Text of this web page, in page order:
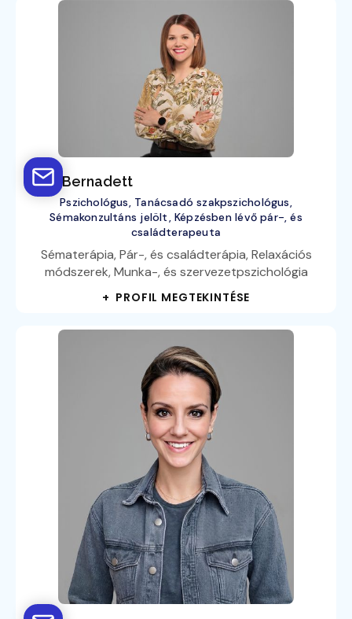
Tóth Bernadett
Pszichológus, Tanácsadó szakpszichológus,
Sémakonzultáns jelölt, Képzésben lévő pár-, és
családterapeuta
Sématerápia, Pár-, és családterápia, Relaxációs
módszerek, Munka-, és szervezetpszichológia
+ PROFIL MEGTEKINTÉSE